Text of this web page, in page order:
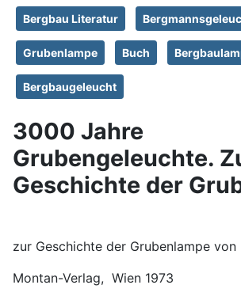
Bergbau Literatur
Grubenlampe Buch
Bergbaugeleucht
3000 Jahre
Grubengeleuchte.
Geschichte der
zur Geschichte der Grubenlampe von
Montan-Verlag, Wien 1973